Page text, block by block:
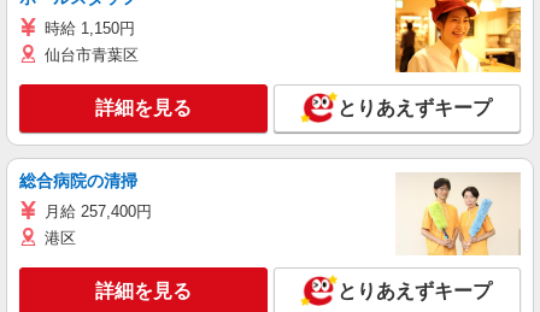
時給 1,150円
仙台市青葉区
詳細を見る とりあえずキープ
総合病院の清掃
月給 257,400円
港区
詳細を見る とりあえずキープ